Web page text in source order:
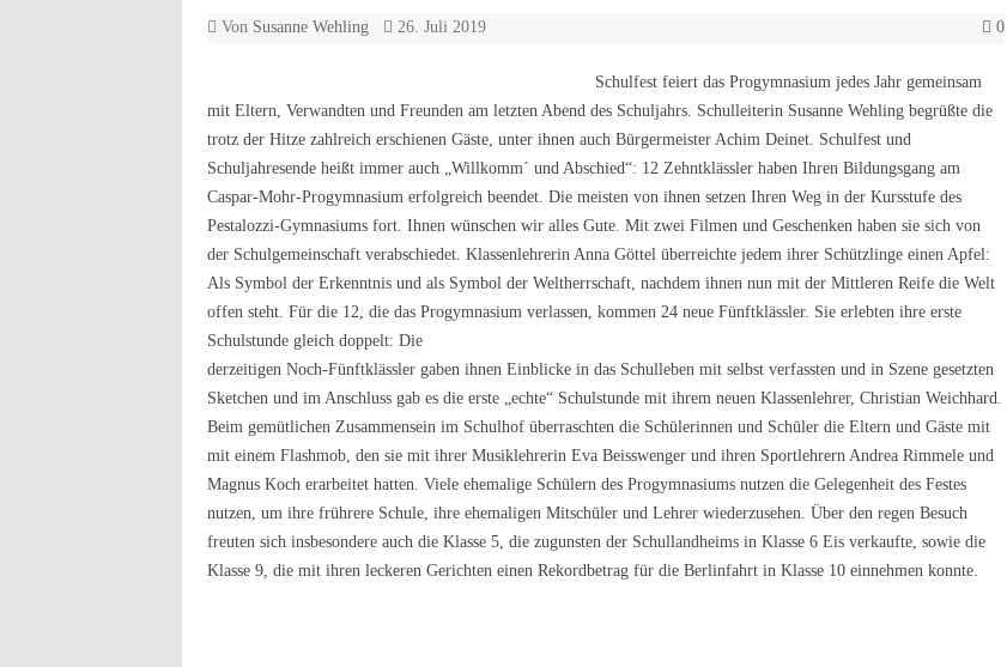
Von Susanne Wehling 26. Juli 2019 0
Schulfest feiert das Progymnasium jedes Jahr gemeinsam
mit Eltern, Verwandten und Freunden am letzten Abend des Schuljahrs. Schulleiterin Susanne Wehling begrüßte die
trotz der Hitze zahlreich erschienen Gäste, unter ihnen auch Bürgermeister Achim Deinet. Schulfest und
Schuljahresende heißt immer auch „Willkomm´ und Abschied“: 12 Zehntklässler haben Ihren Bildungsgang am
Caspar-Mohr-Progymnasium erfolgreich beendet. Die meisten von ihnen setzen Ihren Weg in der Kursstufe des
Pestalozzi-Gymnasiums fort. Ihnen wünschen wir alles Gute. Mit zwei Filmen und Geschenken haben sie sich von
der Schulgemeinschaft verabschiedet. Klassenlehrerin Anna Göttel überreichte jedem ihrer Schützlinge einen Apfel:
Als Symbol der Erkenntnis und als Symbol der Weltherrschaft, nachdem ihnen nun mit der Mittleren Reife die Welt
offen steht. Für die 12, die das Progymnasium verlassen, kommen 24 neue Fünftklässler. Sie erlebten ihre erste
Schulstunde gleich doppelt: Die
derzeitigen Noch-Fünftklässler gaben ihnen Einblicke in das Schulleben mit selbst verfassten und in Szene gesetzten
Sketchen und im Anschluss gab es die erste „echte“ Schulstunde mit ihrem neuen Klassenlehrer, Christian Weichhard.
Beim gemütlichen Zusammensein im Schulhof überraschten die Schülerinnen und Schüler die Eltern und Gäste mit
mit einem Flashmob, den sie mit ihrer Musiklehrerin Eva Beisswenger und ihren Sportlehrern Andrea Rimmele und
Magnus Koch erarbeitet hatten. Viele ehemalige Schülern des Progymnasiums nutzen die Gelegenheit des Festes
nutzen, um ihre frührere Schule, ihre ehemaligen Mitschüler und Lehrer wiederzusehen. Über den regen Besuch
freuten sich insbesondere auch die Klasse 5, die zugunsten der Schullandheims in Klasse 6 Eis verkaufte, sowie die
Klasse 9, die mit ihren leckeren Gerichten einen Rekordbetrag für die Berlinfahrt in Klasse 10 einnehmen konnte.